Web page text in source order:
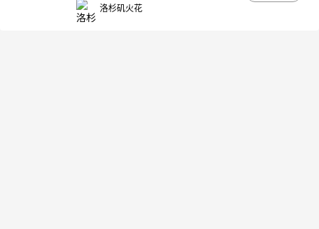
洛杉矶火花